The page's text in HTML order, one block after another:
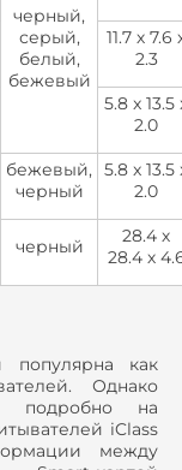
черный,
серый,
белый,
бежевый
11.7 х 7.6
2.3
5.8 x 13.5
2.0
бежевый,
черный
5.8 x 13.5
2.0
черный
28.4 х
28.4 х
популярна как
Однако
подробно на
iClass
между